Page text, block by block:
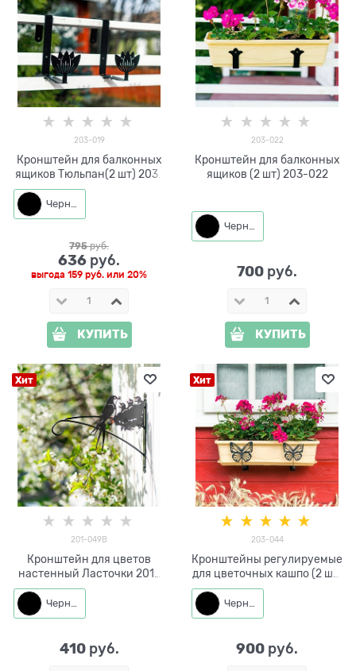
203-019
Кронштейн для балконных
ящиков Тюльпан(2 шт) 203-
019
Черный
795 руб.
636 руб.
выгода 159 руб. или 20%
КУПИТЬ
203-022
Кронштейн для балконных
ящиков (2 шт) 203-022
Черный
700 руб.
КУПИТЬ
Хит
201-049B
Кронштейн для цветов
настенный Ласточки 201-
049 металлический
Черный
410 руб.
Хит
203-044
Кронштейны регулируемые
для цветочных кашпо (2 шт)
203-044
Черный
900 руб.